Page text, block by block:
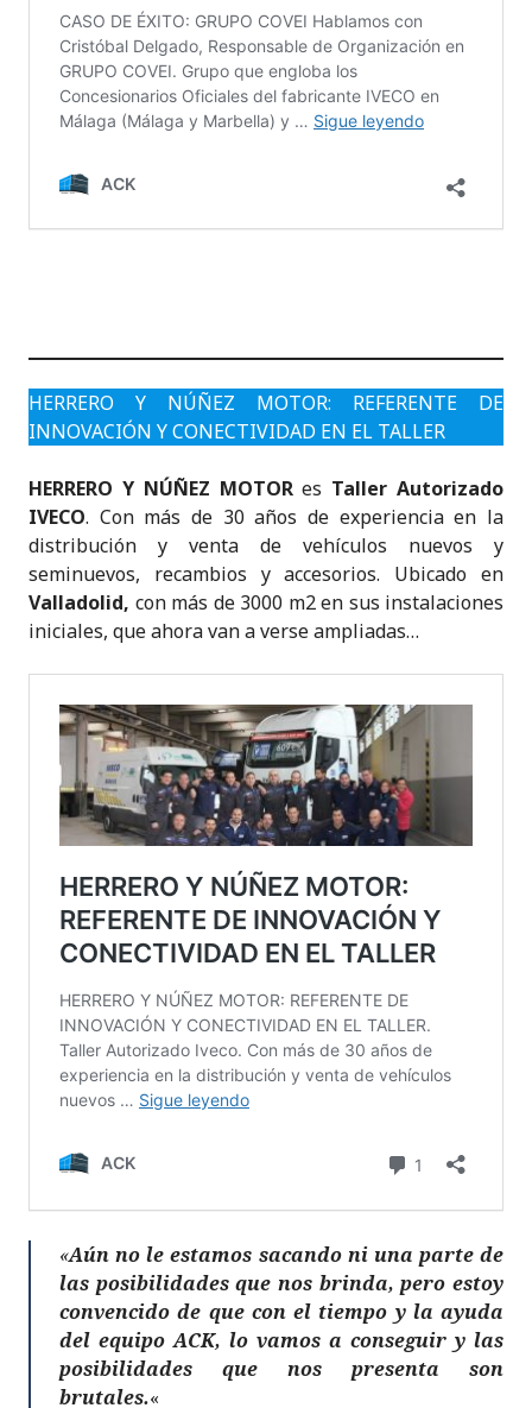
HERRERO Y NÚÑEZ MOTOR: REFERENTE DE
INNOVACIÓN Y CONECTIVIDAD EN EL TALLER
HERRERO Y NÚÑEZ MOTORes Taller Autorizado
IVECO. Con más de 30 años de experiencia en la
distribución y venta de vehículos nuevos y
seminuevos, recambios y accesorios. Ubicado en
Valladolid, con más de 3000 m2 en sus instalaciones
iniciales, que ahora van a verse ampliadas…
«Aún no le estamos sacando ni una parte de
las posibilidades que nos brinda, pero estoy
convencido de que con el tiempo y la ayuda
del equipo ACK, lo vamos a conseguir y las
posibilidades que nos presenta son
brutales.«